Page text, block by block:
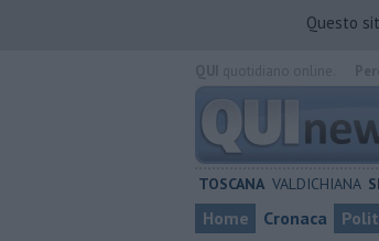
Questo
TOSCANA VALDICHIANA
Home Cronaca